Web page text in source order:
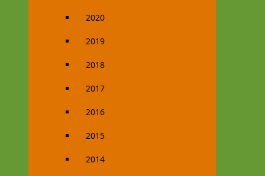
2020
2019
2018
2017
2016
2015
2014